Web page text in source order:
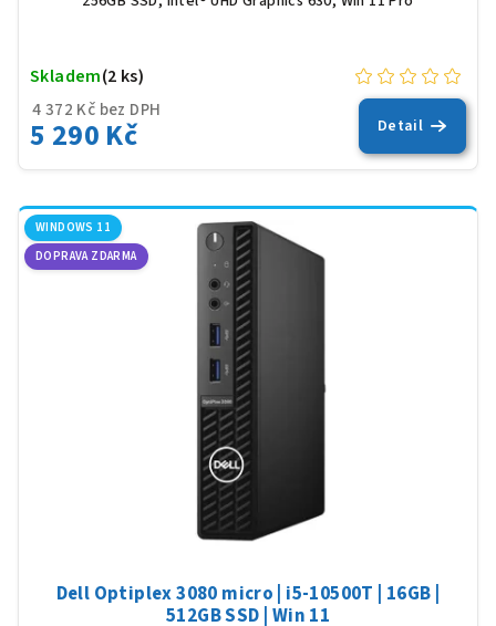
4 372 Kč bez DPH
5 290 Kč
Skladem(2 ks)
Detail
WINDOWS 11
DOPRAVA ZDARMA
Dell Optiplex 3080 micro | i5-10500T | 16GB |
512GB SSD | Win 11